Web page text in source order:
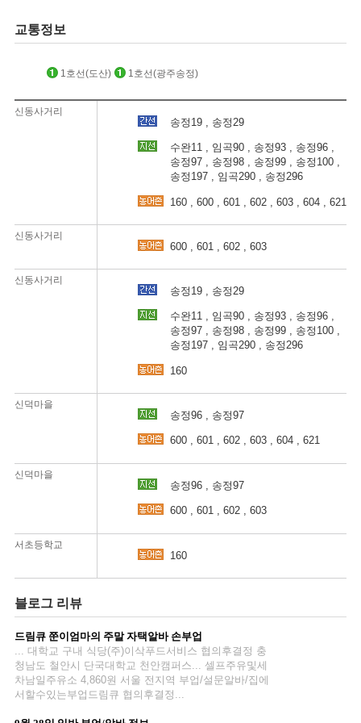
교통정보
1
1호선(도산) 1호선(광주송정)
신동사거리
간
송정19 , 송정29
수완11 , 임곡90 , 송정93 , 송정96 ,
송정97 , 송정98 , 송정99 , 송정100 ,
송정197 , 임곡290 , 송정296
160 , 600 , 601 , 602 , 603 , 604 , 621
신동사거리
농어
600 , 601 , 602 , 603
신동사거리
간
송정19 , 송정29
수완11 , 임곡90 , 송정93 , 송정96 ,
송정97 , 송정98 , 송정99 , 송정100 ,
송정197 , 임곡290 , 송정296
160
신덕마을
송정96 , 송정97
600 , 601 , 602 , 603 , 604 , 621
신덕마을
송정96 , 송정97
600 , 601 , 602 , 603
서초등학교
160
블로그 리뷰
드림큐 쭌이엄마의 주말 자택알바 손부업
... 대학교 구내 식당(주)이삭푸드서비스 협의후결정 충
청남도 철안시 단국대학교 천안캠퍼스... 셀프주유및세
차남일주유소 4,860원 서울 전지역 부업/설문알바/집에
서할수있는부업드림큐 협의후결정...